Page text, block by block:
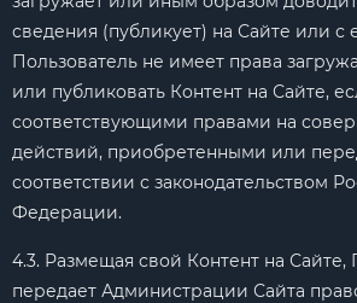
сведения (публикует) на Сайте или с
Пользователь не имеет права
или публиковать Контент на Сайте,
соответствующими правами на
действий, приобретенными или
соответствии с законодательством
Федерации.
4.3. Размещая свой Контент на Сайте,
передает Администрации Сайта